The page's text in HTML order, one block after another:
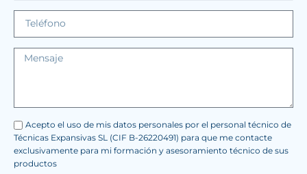
Acepto el uso de mis datos personales por el personal técnico de
Técnicas Expansivas SL (CIF B-26220491) para que me contacte
exclusivamente para mi formación y asesoramiento técnico de sus
productos